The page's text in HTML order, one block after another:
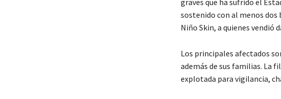
graves que ha sufrido el
sostenido con al menos
Niño Skin, a quienes vendió
Los principales afectados
además de sus familias. La
explotada para vigilancia,